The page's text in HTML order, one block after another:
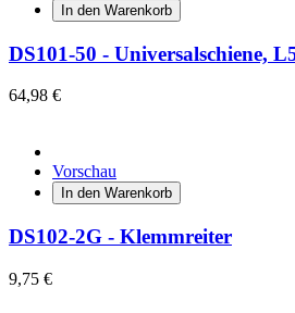
In den Warenkorb
DS101-50 - Universalschiene,
64,98 €
Vorschau
In den Warenkorb
DS102-2G - Klemmreiter
9,75 €